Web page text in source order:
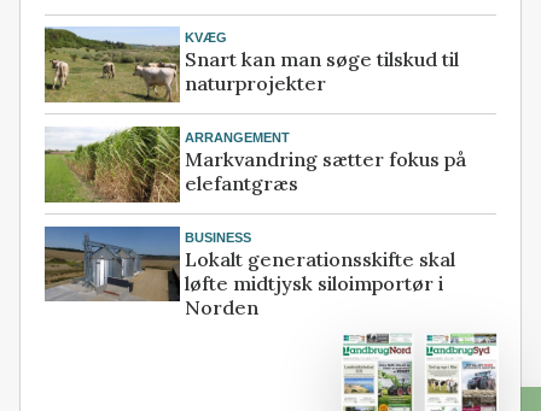
KVÆG
Snart kan man søge tilskud til
naturprojekter
ARRANGEMENT
Markvandring sætter fokus på
elefantgræs
BUSINESS
Lokalt generationsskifte skal
løfte midtjysk siloimportør i
Norden